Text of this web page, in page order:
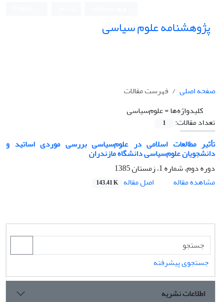
پژوهشنامه علوم سیاسی
صفحه اصلی
فهرست مقالات
کلیدواژه‌ها =علوم‌سیاسی
تعداد مقالات:
1
تأثیر مطالعات اسلامی در علوم‌سیاسی بررسی موردی اساتید و
دانشجویان علوم‌سیاسی دانشگاه مازندران
دوره دوم، شماره 1، زمستان 1385
مشاهده مقاله
اصل مقاله 143.41 K
جستجوی پیشرفته
اطلاعات نشریه